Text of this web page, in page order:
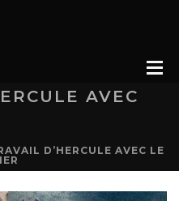
AVEC
D’HERCULE AVEC LE